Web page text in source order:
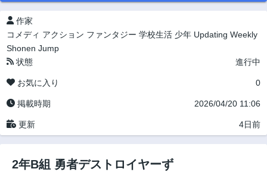
作家
コメディ アクション ファンタジー 学校生活 少年 Updating Weekly
Shonen Jump
状態
進行中
お気に入り 0
掲載時期 2026/04/20 11:06
更新 4日前
2年B組 勇者デストロイヤーず